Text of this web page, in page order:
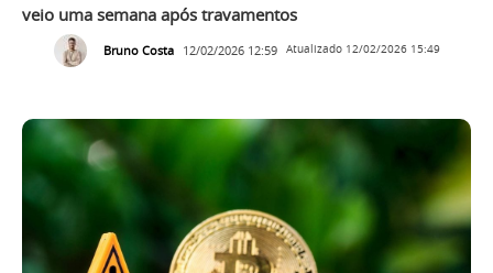
veio uma semana após travamentos
Bruno Costa 12/02/2026 12:59 Atualizado 12/02/2026 15:49